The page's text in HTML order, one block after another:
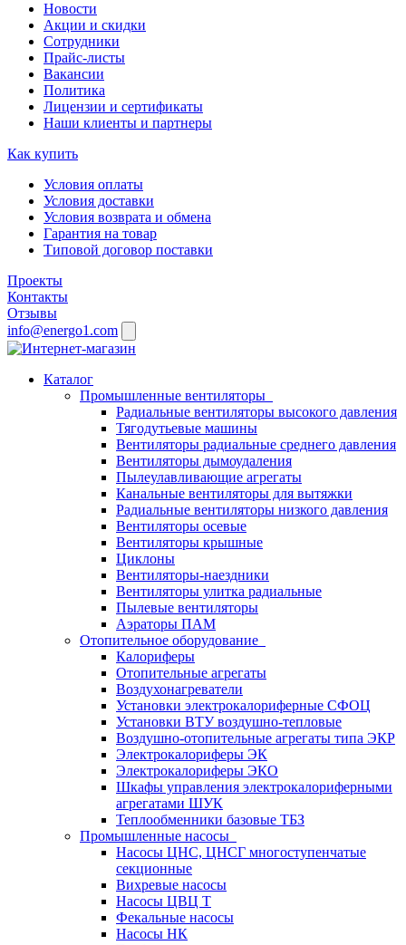
Новости
Акции и скидки
Сотрудники
Прайс-листы
Вакансии
Политика
Лицензии и сертификаты
Наши клиенты и партнеры
Как купить
Условия оплаты
Условия доставки
Условия возврата и обмена
Гарантия на товар
Типовой договор поставки
Проекты
Контакты
Отзывы
info@energo1.com
Каталог
Промышленные вентиляторы
Радиальные вентиляторы высокого давления
Тягодутьевые машины
Вентиляторы радиальные среднего давления
Вентиляторы дымоудаления
Пылеулавливающие агрегаты
Канальные вентиляторы для вытяжки
Радиальные вентиляторы низкого давления
Вентиляторы осевые
Вентиляторы крышные
Циклоны
Вентиляторы-наездники
Вентиляторы улитка радиальные
Пылевые вентиляторы
Аэраторы ПАМ
Отопительное оборудование
Калориферы
Отопительные агрегаты
Воздухонагреватели
Установки электрокалориферные СФОЦ
Установки ВТУ воздушно-тепловые
Воздушно-отопительные агрегаты типа ЭКР
Электрокалориферы ЭК
Электрокалориферы ЭКО
Шкафы управления электрокалориферными
агрегатами ШУК
Теплообменники базовые ТБЗ
Промышленные насосы
Насосы ЦНС, ЦНСГ многоступенчатые
секционные
Вихревые насосы
Насосы ЦВЦ Т
Фекальные насосы
Насосы НК